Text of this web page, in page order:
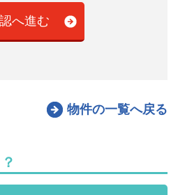
した情報などをご送付するため
人に通知し、又はそれに代わる同等
物件の一覧へ戻る